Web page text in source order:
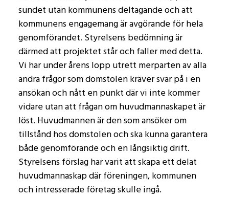
sundet utan kommunens deltagande och att
kommunens engagemang är avgörande för hela
genomförandet. Styrelsens bedömning är
därmed att projektet står och faller med detta.
Vi har under årens lopp utrett merparten av alla
andra frågor som domstolen kräver svar på i en
ansökan och nått en punkt där vi inte kommer
vidare utan att frågan om huvudmannaskapet är
löst. Huvudmannen är den som ansöker om
tillstånd hos domstolen och ska kunna garantera
både genomförande och en långsiktig drift.
Styrelsens förslag har varit att skapa ett delat
huvudmannaskap där föreningen, kommunen
och intresserade företag skulle ingå.